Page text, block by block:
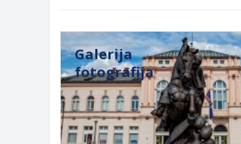
Galerija
fotografija